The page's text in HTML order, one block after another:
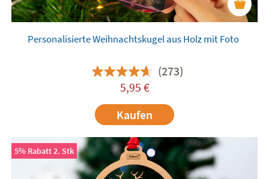
Personalisierte Weihnachtskugel aus Holz mit Foto
(273)
5,95 €
Kaufen
5% Rabatt 2. Stk